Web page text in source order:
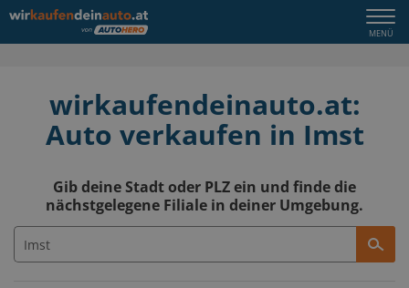
MENÜ
wirkaufendeinauto.at:
Auto verkaufen in Imst
Gib deine Stadt oder PLZ ein und finde die
nächstgelegene Filiale in deiner Umgebung.